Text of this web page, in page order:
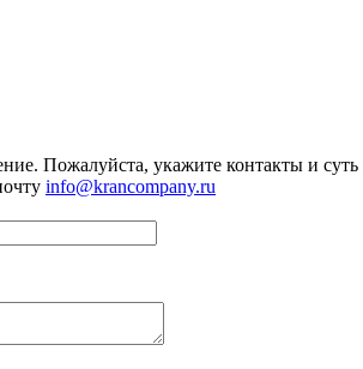
Пожалуйста, укажите контакты и
info@krancompany.ru